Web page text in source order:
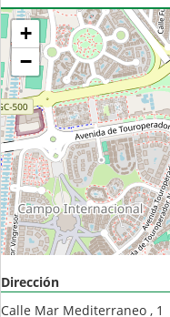
+
−
Dirección
Calle Mar Mediterraneo , 1